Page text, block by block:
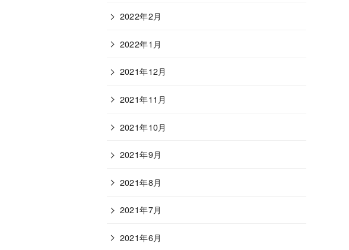
2022年2月
2022年1月
2021年12月
2021年11月
2021年10月
2021年9月
2021年8月
2021年7月
2021年6月